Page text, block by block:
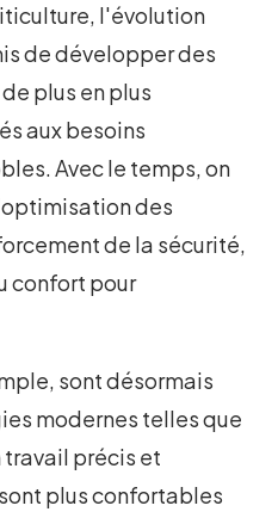
l'évolution
de développer des
plus en plus
aux besoins
Avec le temps, on
des
de la sécurité,
confort pour
sont désormais
modernes telles que
travail précis et
plus confortables